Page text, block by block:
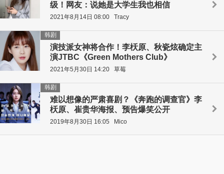
级！网友：说她是大学生我也相信
2021年8月14日 08:00 Tracy
演技派女神将合作！李枖原、秋瓷炫确定主
演JTBC《Green Mothers Club》
韩剧
2021年5月30日 14:20 草莓
难以想像的严肃喜剧？《奔跑的调查官》李
枖原、崔贵华海报、预告爆笑公开
韩剧
2019年8月30日 16:05 Mico